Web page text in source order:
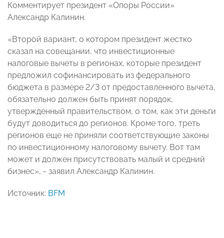
Комментирует президент «Опоры России»
Александр Калинин.
«Второй вариант, о котором президент жестко
сказал на совещании, что инвестиционные
налоговые вычеты в регионах, которые президент
предложил софинансировать из федерального
бюджета в размере 2/3 от предоставленного вычета,
обязательно должен быть принят порядок,
утвержденный правительством, о том, как эти деньги
будут доводиться до регионов. Кроме того, треть
регионов еще не приняли соответствующие законы
по инвестиционному налоговому вычету. Вот там
может и должен присутствовать малый и средний
бизнес», - заявил Александр Калинин.
Источник: BFM